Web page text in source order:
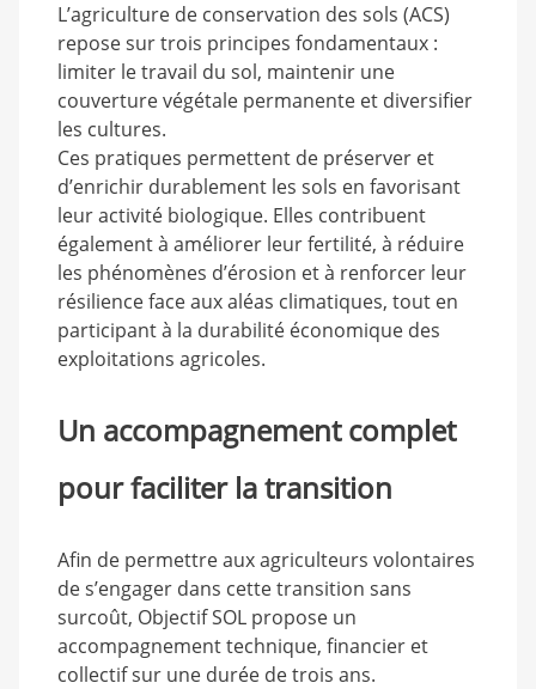
L’agriculture de conservation des sols (ACS)
repose sur trois principes fondamentaux :
limiter le travail du sol, maintenir une
couverture végétale permanente et diversifier
les cultures.
Ces pratiques permettent de préserver et
d’enrichir durablement les sols en favorisant
leur activité biologique. Elles contribuent
également à améliorer leur fertilité, à réduire
les phénomènes d’érosion et à renforcer leur
résilience face aux aléas climatiques, tout en
participant à la durabilité économique des
exploitations agricoles.
Un accompagnement complet
pour faciliter la transition
Afin de permettre aux agriculteurs volontaires
de s’engager dans cette transition sans
surcoût, Objectif SOL propose un
accompagnement technique, financier et
collectif sur une durée de trois ans.